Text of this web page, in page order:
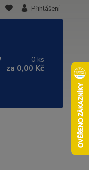
Přihlášení
0 ks
za 0,00 Kč